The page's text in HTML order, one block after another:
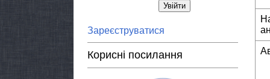
Зареєструватися
Корисні посилання